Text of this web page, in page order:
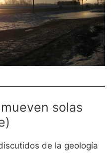
solas
de la geología